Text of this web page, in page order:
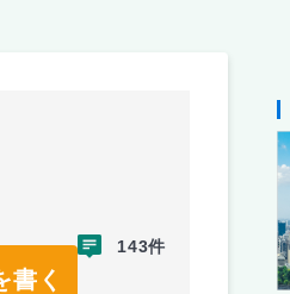
書く
143件